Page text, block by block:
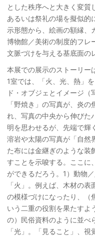
とした秩序へと大きく変質
あるいは祭礼の場を擬似的
示形態から、絵画の額縁、
博物館／美術の制度的フレ
文脈づけを与える基底面の
本展での展示のストーリー
1室では、「火、光、熱」
ド・オブジェとイメージ（
「野焼き」の写真が、炎
れ、写真の中央から伸びた
明を思わせるが、先端で輝
溶岩や太陽の写真が「自然
た布には金継ぎのような装
すことを示唆する。ここに
ができるだろう。1）動物
「火」。例えば、木材の
の模様づけになったり、（
いう二重の役割を果たすよ
の）民俗資料のように並べ
「光」。「見ること」、